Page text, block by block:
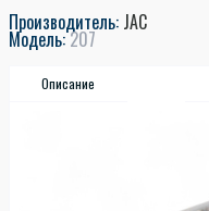
Производитель: JAC
Модель:207
Описание